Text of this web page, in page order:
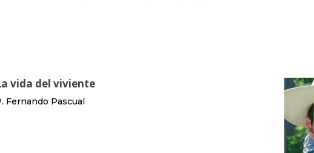
vida del viviente
Fernando Pascual